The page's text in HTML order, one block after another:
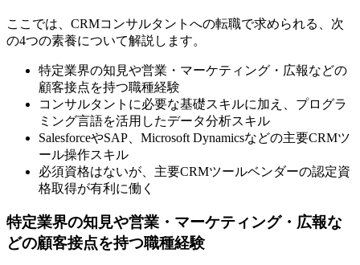
ここでは、CRMコンサルタントへの転職で求められる、次
の4つの素養について解説します。
特定業界の知見や営業・マーケティング・広報などの
顧客接点を持つ職種経験
コンサルタントに必要な基礎スキルに加え、プログラ
ミング言語を活用したデータ分析スキル
SalesforceやSAP、Microsoft Dynamicsなどの主要CRMツ
ール操作スキル
必須資格はないが、主要CRMツールベンダーの認定資
格取得が有利に働く
特定業界の知見や営業・マーケティング・広報な
どの顧客接点を持つ職種経験